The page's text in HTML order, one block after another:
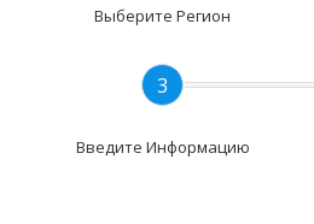
Выберите Регион
3
Введите Информацию